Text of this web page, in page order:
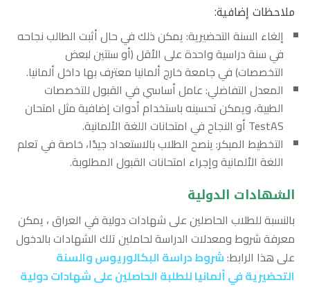
ملاحظات إضافية:
إلغاء السنة التحضيرية: يمكن ذلك في حال أثبت الطالب نجاحه
في سنة دراسية واحدة على الأقل (أو سنتين لبعض
التخصصات) في جامعة خارج ألمانيا معترف بها داخل ألمانيا.
المعدل التفاضلي: عامل أساسي في القبول للتخصصات
الطبية، ويمكن تحسينه باستخدام أدوات إضافية مثل امتحان
TestAS أو النجاح في امتحانات اللغة الألمانية.
التخطيط المبكر: ينصح الطلاب بالاستعداد جيدًا، خاصة في تعلم
اللغة الألمانية وإجراء امتحانات القبول المطلوبة.
الشهادات الدولية
بالنسبة للطلاب الحاصلين على شهادات دولية في العراق ، يمكن
معرفة شروط ومعدلات الدراسة لحاملين تلك الشهادات بالدخول
على هذا الرابط:شروط دراسة البكالوريوس والسنة
التحضيرية في ألمانيا للطلبة الحاصلين على شهادات دولية